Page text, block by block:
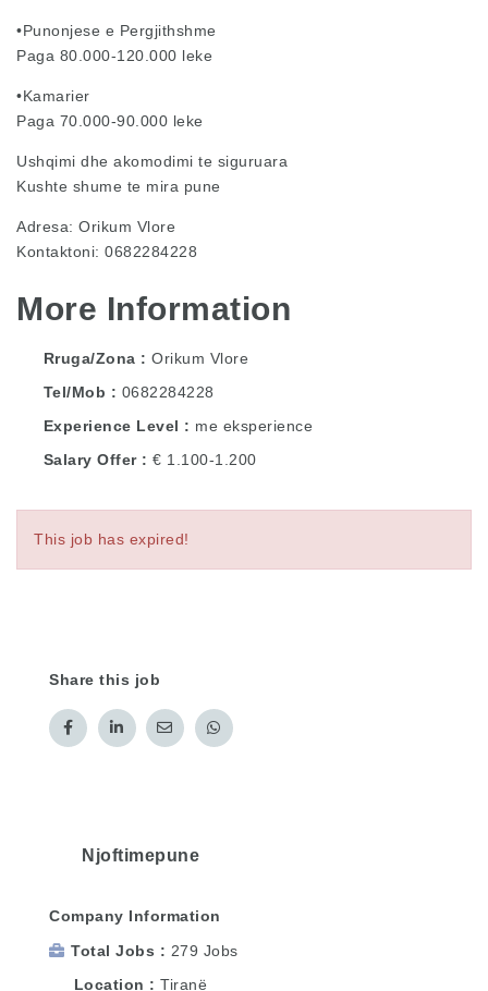
•Punonjese e Pergjithshme
Paga 80.000-120.000 leke
•Kamarier
Paga 70.000-90.000 leke
Ushqimi dhe akomodimi te siguruara
Kushte shume te mira pune
Adresa: Orikum Vlore
Kontaktoni: 0682284228
More Information
Rruga/Zona
Orikum Vlore
Tel/Mob
0682284228
Experience Level
me eksperience
Salary Offer
€ 1.100-1.200
This job has expired!
Share this job
Njoftimepune
Company Information
Total Jobs
279 Jobs
Location
Tiranë